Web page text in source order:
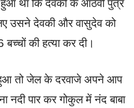
हुआ था कि देवकी के आठवीं पुत्र
उसने देवकी और वासुदेव को
की हत्या कर दी।
तो जेल के दरवाजे अपने आप
पार कर गोकुल में नंद बाबा